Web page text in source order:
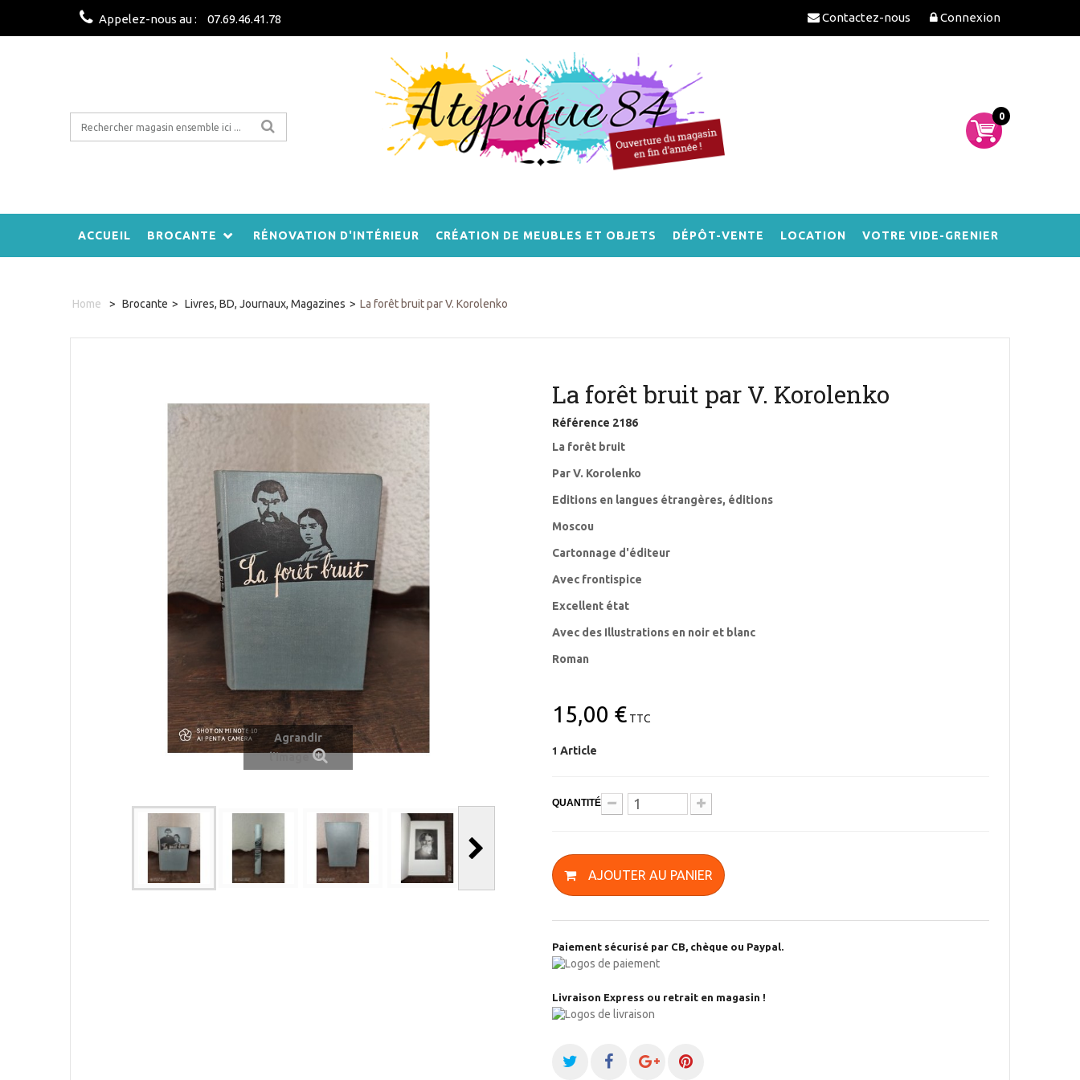
Connexion
Contactez-nous
Appelez-nous au : 07.69.46.41.78
0
ACCUEIL BROCANTE RÉNOVATION D'INTÉRIEUR CRÉATION DE MEUBLES ET OBJETS DÉPÔT-VENTE LOCATION VOTRE VIDE-GRENIER
Home > Brocante > Livres, BD, Journaux, Magazines > La forêt bruit par V. Korolenko
Agrandir
l'image
La forêt bruit par V. Korolenko
Référence 2186
La forêt bruit
Par V. Korolenko
Editions en langues étrangères, éditions
Moscou
Cartonnage d'éditeur
Avec frontispice
Excellent état
Avec des Illustrations en noir et blanc
Roman
15,00 € TTC
1 Article
QUANTITÉ
AJOUTER AU PANIER
Paiement sécurisé par CB, chèque ou Paypal.
Livraison Express ou retrait en magasin !